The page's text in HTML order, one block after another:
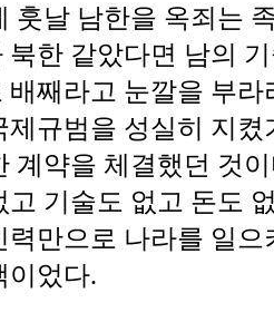
훗날 남한을 옥죄는
북한 같았다면 남의
배째라고 눈깔을 부라
제규범을 성실히 지
계약을 체결했던 것
고 기술도 없고 돈도
력만으로 나라를 일
이었다.